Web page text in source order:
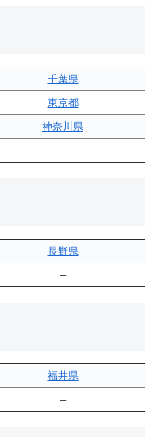
千葉県
東京都
神奈川県
–
長野県
–
福井県
–